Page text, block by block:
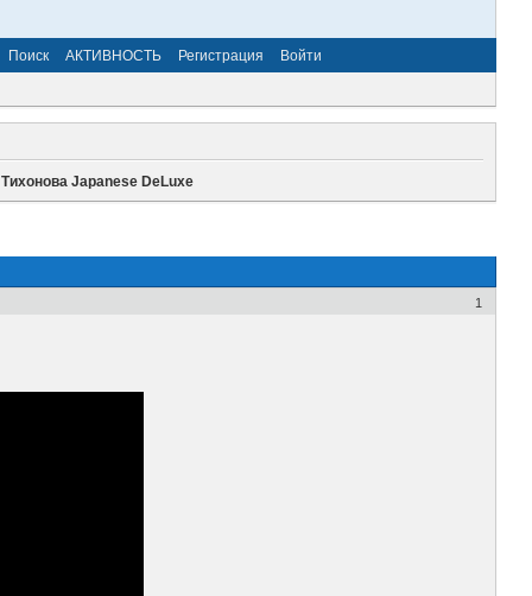
Поиск АКТИВНОСТЬ Регистрация Войти
Japanese DeLuxe
1